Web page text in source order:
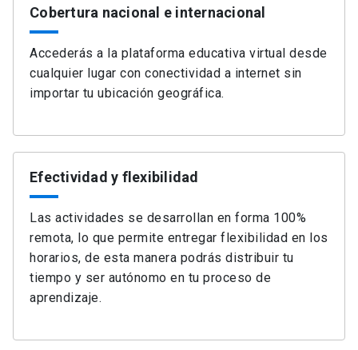
Cobertura nacional e internacional
Accederás a la plataforma educativa virtual desde
cualquier lugar con conectividad a internet sin
importar tu ubicación geográfica.
Efectividad y flexibilidad
Las actividades se desarrollan en forma 100%
remota, lo que permite entregar flexibilidad en los
horarios, de esta manera podrás distribuir tu
tiempo y ser autónomo en tu proceso de
aprendizaje.